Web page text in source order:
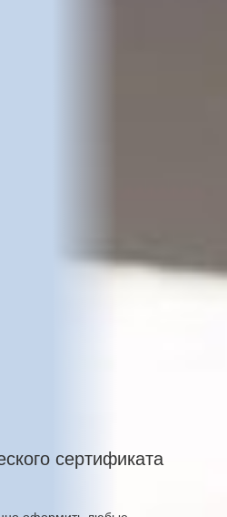
сертификата